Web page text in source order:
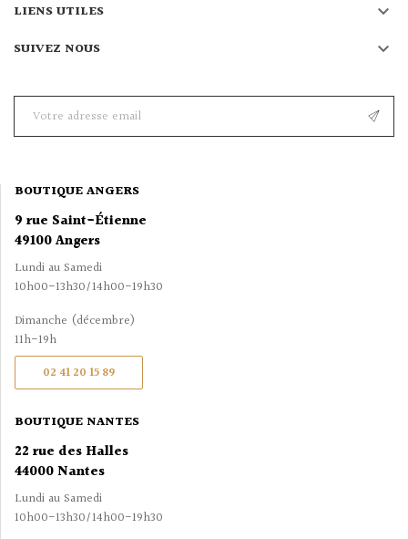
LIENS UTILES 
SUIVEZ NOUS 
BOUTIQUE ANGERS
9 rue Saint-Étienne
49100 Angers
Lundi au Samedi
10h00-13h30/14h00-19h30
Dimanche (décembre)
11h-19h
02 41 20 15 89
BOUTIQUE NANTES
22 rue des Halles
44000 Nantes
Lundi au Samedi
10h00-13h30/14h00-19h30